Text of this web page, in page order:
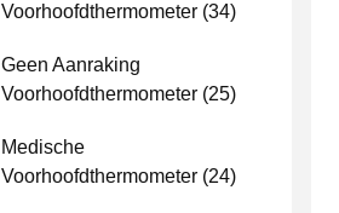
Voorhoofdthermometer (34)
Geen Aanraking
Voorhoofdthermometer (25)
Medische
Voorhoofdthermometer (24)